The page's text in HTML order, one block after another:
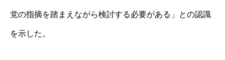
党の指摘を踏まえながら検討する必要がある」との認識
を示した。